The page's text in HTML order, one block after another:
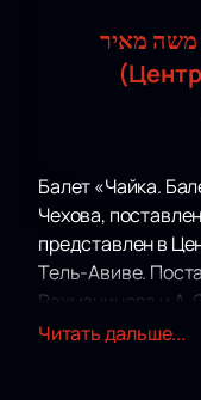
משה מאיר
Балет «Чайка.
Чехова,
представлен в
Тель-Авиве.
Рахманинова и А.
зрителям
Читать дальше...